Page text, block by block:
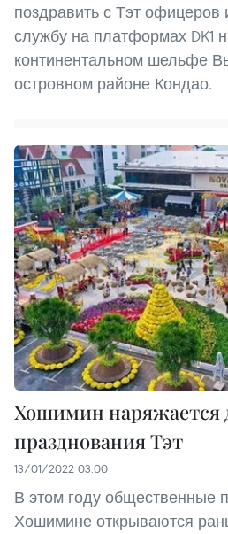
поздравить с Тэт офицеров
службу на платформах DK1
континентальном шельфе
островном районе Кондао.
Хошимин наряжается
празднования Тэт
13/01/2022 03:00
В этом году общественные
Хошимине открываются